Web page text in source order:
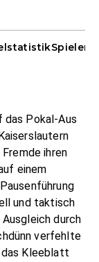
Spieler-
das Pokal-Aus
ihren
einem
und taktisch
durch
verfehlte
das Kleeblatt